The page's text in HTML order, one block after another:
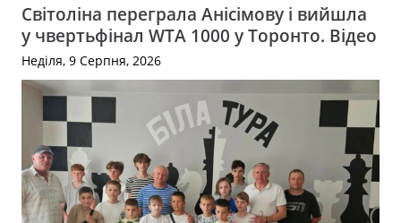
Світоліна переграла Анісімову і вийшла
у чвертьфінал WTA 1000 у Торонто. Відео
Неділя, 9 Серпня, 2026